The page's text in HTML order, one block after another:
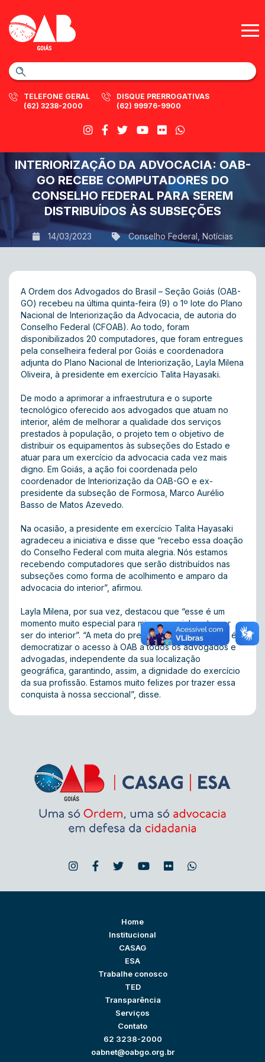
TELEFONE GERAL
(62) 3238-2000
DISQUE PRERROGATIVAS
(62) 99976-9900
INTERIORIZAÇÃO DA ADVOCACIA: OAB-
GO RECEBE COMPUTADORES DO
CONSELHO FEDERAL PARA SEREM
DISTRIBUÍDOS ÀS SUBSEÇÕES
14/03/2023 Conselho Federal Notícias
A Ordem dos Advogados do Brasil – Seção Goiás (OAB-
GO) recebeu na última quinta-feira (9) o 1º lote do Plano
Nacional de Interiorização da Advocacia, de autoria do
Conselho Federal (CFOAB). Ao todo, foram
disponibilizados 20 computadores, que foram entregues
pela conselheira federal por Goiás e coordenadora
adjunta do Plano Nacional de Interiorização, Layla Milena
Oliveira, à presidente em exercício Talita Hayasaki.
De modo a aprimorar a infraestrutura e o suporte
tecnológico oferecido aos advogados que atuam no
interior, além de melhorar a qualidade dos serviços
prestados à população, o projeto tem o objetivo de
distribuir os equipamentos às subseções do Estado e
atuar para um exercício da advocacia cada vez mais
digno. Em Goiás, a ação foi coordenada pelo
coordenador de Interiorização da OAB-GO e ex-
presidente da subseção de Formosa, Marco Aurélio
Basso de Matos Azevedo.
Na ocasião, a presidente em exercício Talita Hayasaki
agradeceu a iniciativa e disse que “recebo essa doação
do Conselho Federal com muita alegria. Nós estamos
recebendo computadores que serão distribuídos nas
subseções como forma de acolhimento e amparo da
advocacia do interior”, afirmou.
Layla Milena, por sua vez, destacou que “esse é um
momento muito especial para mim, especialmente por
ser do interior”. “A meta do presidente Beto Simonetti é
democratizar o acesso à OAB a todos os advogados e
advogadas, independente da sua localização
geográfica, garantindo, assim, a dignidade do exercício
da sua profissão. Estamos muito felizes por trazer essa
conquista à nossa seccional”, disse.
Home
Institucional
CASAG
ESA
Trabalhe conosco
TED
Transparência
Serviços
Contato
62 3238-2000
oabnet@oabgo.org.br